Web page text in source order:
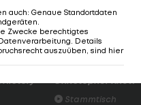
war die Saison
FC
History
Am Stammtisch
Christopher Knett
Stammtisch
auch: Genaue Standortdaten
.
Zwecke berechtigtes
Details
auszuüben, sind hier